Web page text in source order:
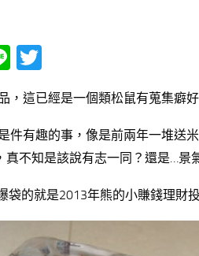
Line
，這已經是一個類松鼠有蒐集癖
件有趣的事，像是前兩年一堆送
不知是該說有志一同？還是…景
袋的就是2013年熊的小賺錢理財